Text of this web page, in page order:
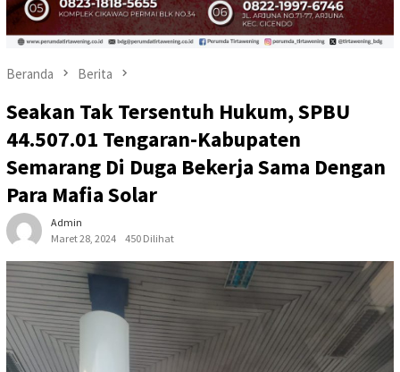
Beranda Berita
Seakan Tak Tersentuh Hukum, SPBU
44.507.01 Tengaran-Kabupaten
Semarang Di Duga Bekerja Sama Dengan
Para Mafia Solar
Admin
Maret 28, 2024
450 Dilihat